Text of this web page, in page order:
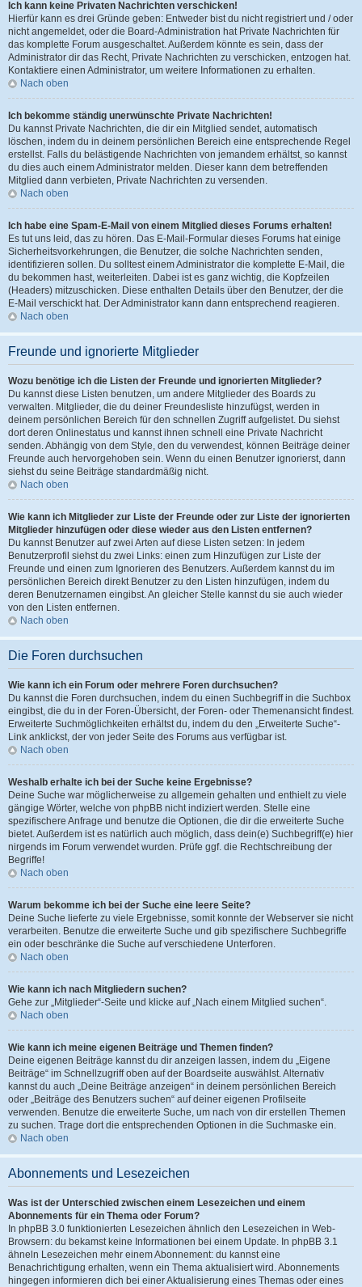
Ich kann keine Privaten Nachrichten verschicken!
Hierfür kann es drei Gründe geben: Entweder bist du nicht registriert und / oder
nicht angemeldet, oder die Board-Administration hat Private Nachrichten für
das komplette Forum ausgeschaltet. Außerdem könnte es sein, dass der
Administrator dir das Recht, Private Nachrichten zu verschicken, entzogen hat.
Kontaktiere einen Administrator, um weitere Informationen zu erhalten.
Nach oben
Ich bekomme ständig unerwünschte Private Nachrichten!
Du kannst Private Nachrichten, die dir ein Mitglied sendet, automatisch
löschen, indem du in deinem persönlichen Bereich eine entsprechende Regel
erstellst. Falls du belästigende Nachrichten von jemandem erhältst, so kannst
du dies auch einem Administrator melden. Dieser kann dem betreffenden
Mitglied dann verbieten, Private Nachrichten zu versenden.
Nach oben
Ich habe eine Spam-E-Mail von einem Mitglied dieses Forums erhalten!
Es tut uns leid, das zu hören. Das E-Mail-Formular dieses Forums hat einige
Sicherheitsvorkehrungen, die Benutzer, die solche Nachrichten senden,
identifizieren sollen. Du solltest einem Administrator die komplette E-Mail, die
du bekommen hast, weiterleiten. Dabei ist es ganz wichtig, die Kopfzeilen
(Headers) mitzuschicken. Diese enthalten Details über den Benutzer, der die
E-Mail verschickt hat. Der Administrator kann dann entsprechend reagieren.
Nach oben
Freunde und ignorierte Mitglieder
Wozu benötige ich die Listen der Freunde und ignorierten Mitglieder?
Du kannst diese Listen benutzen, um andere Mitglieder des Boards zu
verwalten. Mitglieder, die du deiner Freundesliste hinzufügst, werden in
deinem persönlichen Bereich für den schnellen Zugriff aufgelistet. Du siehst
dort deren Onlinestatus und kannst ihnen schnell eine Private Nachricht
senden. Abhängig von dem Style, den du verwendest, können Beiträge deiner
Freunde auch hervorgehoben sein. Wenn du einen Benutzer ignorierst, dann
siehst du seine Beiträge standardmäßig nicht.
Nach oben
Wie kann ich Mitglieder zur Liste der Freunde oder zur Liste der ignorierten
Mitglieder hinzufügen oder diese wieder aus den Listen entfernen?
Du kannst Benutzer auf zwei Arten auf diese Listen setzen: In jedem
Benutzerprofil siehst du zwei Links: einen zum Hinzufügen zur Liste der
Freunde und einen zum Ignorieren des Benutzers. Außerdem kannst du im
persönlichen Bereich direkt Benutzer zu den Listen hinzufügen, indem du
deren Benutzernamen eingibst. An gleicher Stelle kannst du sie auch wieder
von den Listen entfernen.
Nach oben
Die Foren durchsuchen
Wie kann ich ein Forum oder mehrere Foren durchsuchen?
Du kannst die Foren durchsuchen, indem du einen Suchbegriff in die Suchbox
eingibst, die du in der Foren-Übersicht, der Foren- oder Themenansicht findest.
Erweiterte Suchmöglichkeiten erhältst du, indem du den „Erweiterte Suche“-
Link anklickst, der von jeder Seite des Forums aus verfügbar ist.
Nach oben
Weshalb erhalte ich bei der Suche keine Ergebnisse?
Deine Suche war möglicherweise zu allgemein gehalten und enthielt zu viele
gängige Wörter, welche von phpBB nicht indiziert werden. Stelle eine
spezifischere Anfrage und benutze die Optionen, die dir die erweiterte Suche
bietet. Außerdem ist es natürlich auch möglich, dass dein(e) Suchbegriff(e) hier
nirgends im Forum verwendet wurden. Prüfe ggf. die Rechtschreibung der
Begriffe!
Nach oben
Warum bekomme ich bei der Suche eine leere Seite?
Deine Suche lieferte zu viele Ergebnisse, somit konnte der Webserver sie nicht
verarbeiten. Benutze die erweiterte Suche und gib spezifischere Suchbegriffe
ein oder beschränke die Suche auf verschiedene Unterforen.
Nach oben
Wie kann ich nach Mitgliedern suchen?
Gehe zur „Mitglieder“-Seite und klicke auf „Nach einem Mitglied suchen“.
Nach oben
Wie kann ich meine eigenen Beiträge und Themen finden?
Deine eigenen Beiträge kannst du dir anzeigen lassen, indem du „Eigene
Beiträge“ im Schnellzugriff oben auf der Boardseite auswählst. Alternativ
kannst du auch „Deine Beiträge anzeigen“ in deinem persönlichen Bereich
oder „Beiträge des Benutzers suchen“ auf deiner eigenen Profilseite
verwenden. Benutze die erweiterte Suche, um nach von dir erstellen Themen
zu suchen. Trage dort die entsprechenden Optionen in die Suchmaske ein.
Nach oben
Abonnements und Lesezeichen
Was ist der Unterschied zwischen einem Lesezeichen und einem
Abonnements für ein Thema oder Forum?
In phpBB 3.0 funktionierten Lesezeichen ähnlich den Lesezeichen in Web-
Browsern: du bekamst keine Informationen bei einem Update. In phpBB 3.1
ähneln Lesezeichen mehr einem Abonnement: du kannst eine
Benachrichtigung erhalten, wenn ein Thema aktualisiert wird. Abonnements
hingegen informieren dich bei einer Aktualisierung eines Themas oder eines